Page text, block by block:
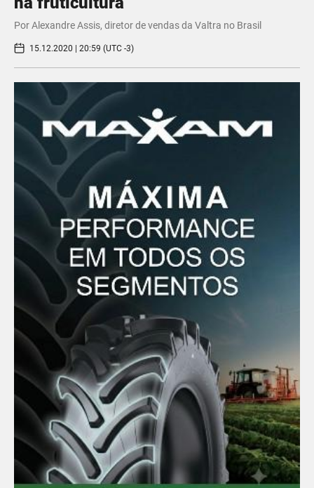
Por Alexandre Assis, diretor de vendas da Valtra no Brasil
15.12.2020 | 20:59 (UTC -3)